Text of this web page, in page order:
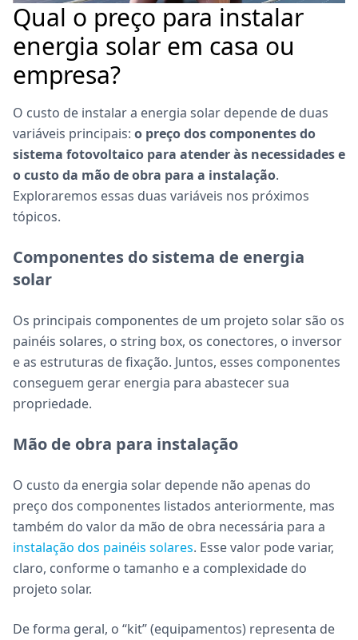
Qual o preço para instalar
energia solar em casa ou
empresa?
O custo de instalar a energia solar depende de duas
variáveis principais: o preço dos componentes do
sistema fotovoltaico para atender às necessidades e
o custo da mão de obra para a instalação.
Exploraremos essas duas variáveis nos próximos
tópicos.
Componentes do sistema de energia
solar
Os principais componentes de um projeto solar são os
painéis solares, o string box, os conectores, o inversor
e as estruturas de fixação. Juntos, esses componentes
conseguem gerar energia para abastecer sua
propriedade.
Mão de obra para instalação
O custo da energia solar depende não apenas do
preço dos componentes listados anteriormente, mas
também do valor da mão de obra necessária para a
instalação dos painéis solares. Esse valor pode variar,
claro, conforme o tamanho e a complexidade do
projeto solar.
De forma geral, o “kit” (equipamentos) representa de